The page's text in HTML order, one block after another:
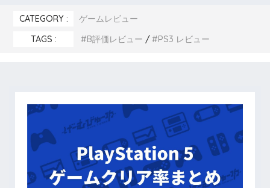
CATEGORY :
ゲームレビュー
TAGS :
B評価レビュー PS3 レビュー